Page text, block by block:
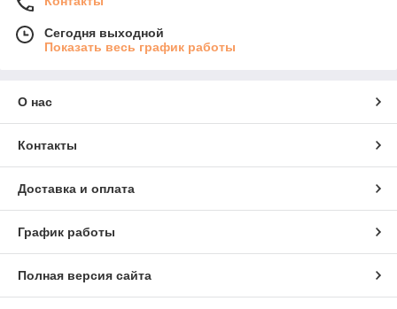
Сегодня выходной
Показать весь график работы
О нас
Контакты
Доставка и оплата
График работы
Полная версия сайта